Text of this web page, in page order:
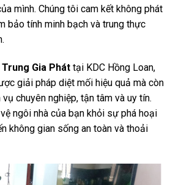
mình. Chúng tôi cam kết không phát
bảo tính minh bạch và trung thực
Trung Gia Phát tại KDC Hồng Loan,
giải pháp diệt mối hiệu quả mà còn
chuyên nghiệp, tận tâm và uy tín.
ngôi nhà của bạn khỏi sự phá hoại
không gian sống an toàn và thoải